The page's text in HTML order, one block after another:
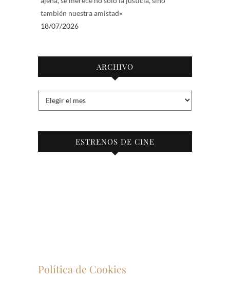
también nuestra amistad»
18/07/2026
ARCHIVO
ESTRENOS DE CINE
Política de Cookies